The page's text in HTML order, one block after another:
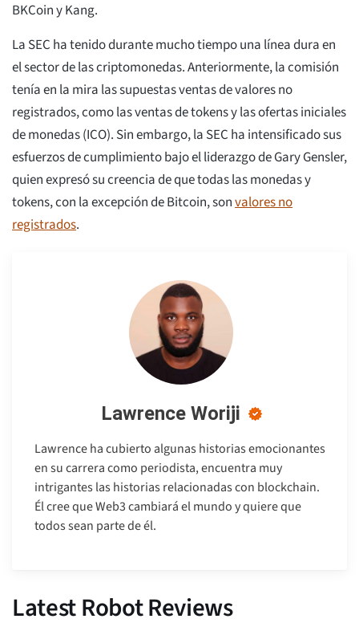
BKCoin y Kang.
La SEC ha tenido durante mucho tiempo una línea dura en
el sector de las criptomonedas. Anteriormente, la comisión
tenía en la mira las supuestas ventas de valores no
registrados, como las ventas de tokens y las ofertas iniciales
de monedas (ICO). Sin embargo, la SEC ha intensificado sus
esfuerzos de cumplimiento bajo el liderazgo de Gary Gensler,
quien expresó su creencia de que todas las monedas y
tokens, con la excepción de Bitcoin, sonvalores no
registrados.
Lawrence Woriji
Lawrence ha cubierto algunas historias emocionantes
en su carrera como periodista, encuentra muy
intrigantes las historias relacionadas con blockchain.
Él cree que Web3 cambiará el mundo y quiere que
todos sean parte de él.
Latest Robot Reviews